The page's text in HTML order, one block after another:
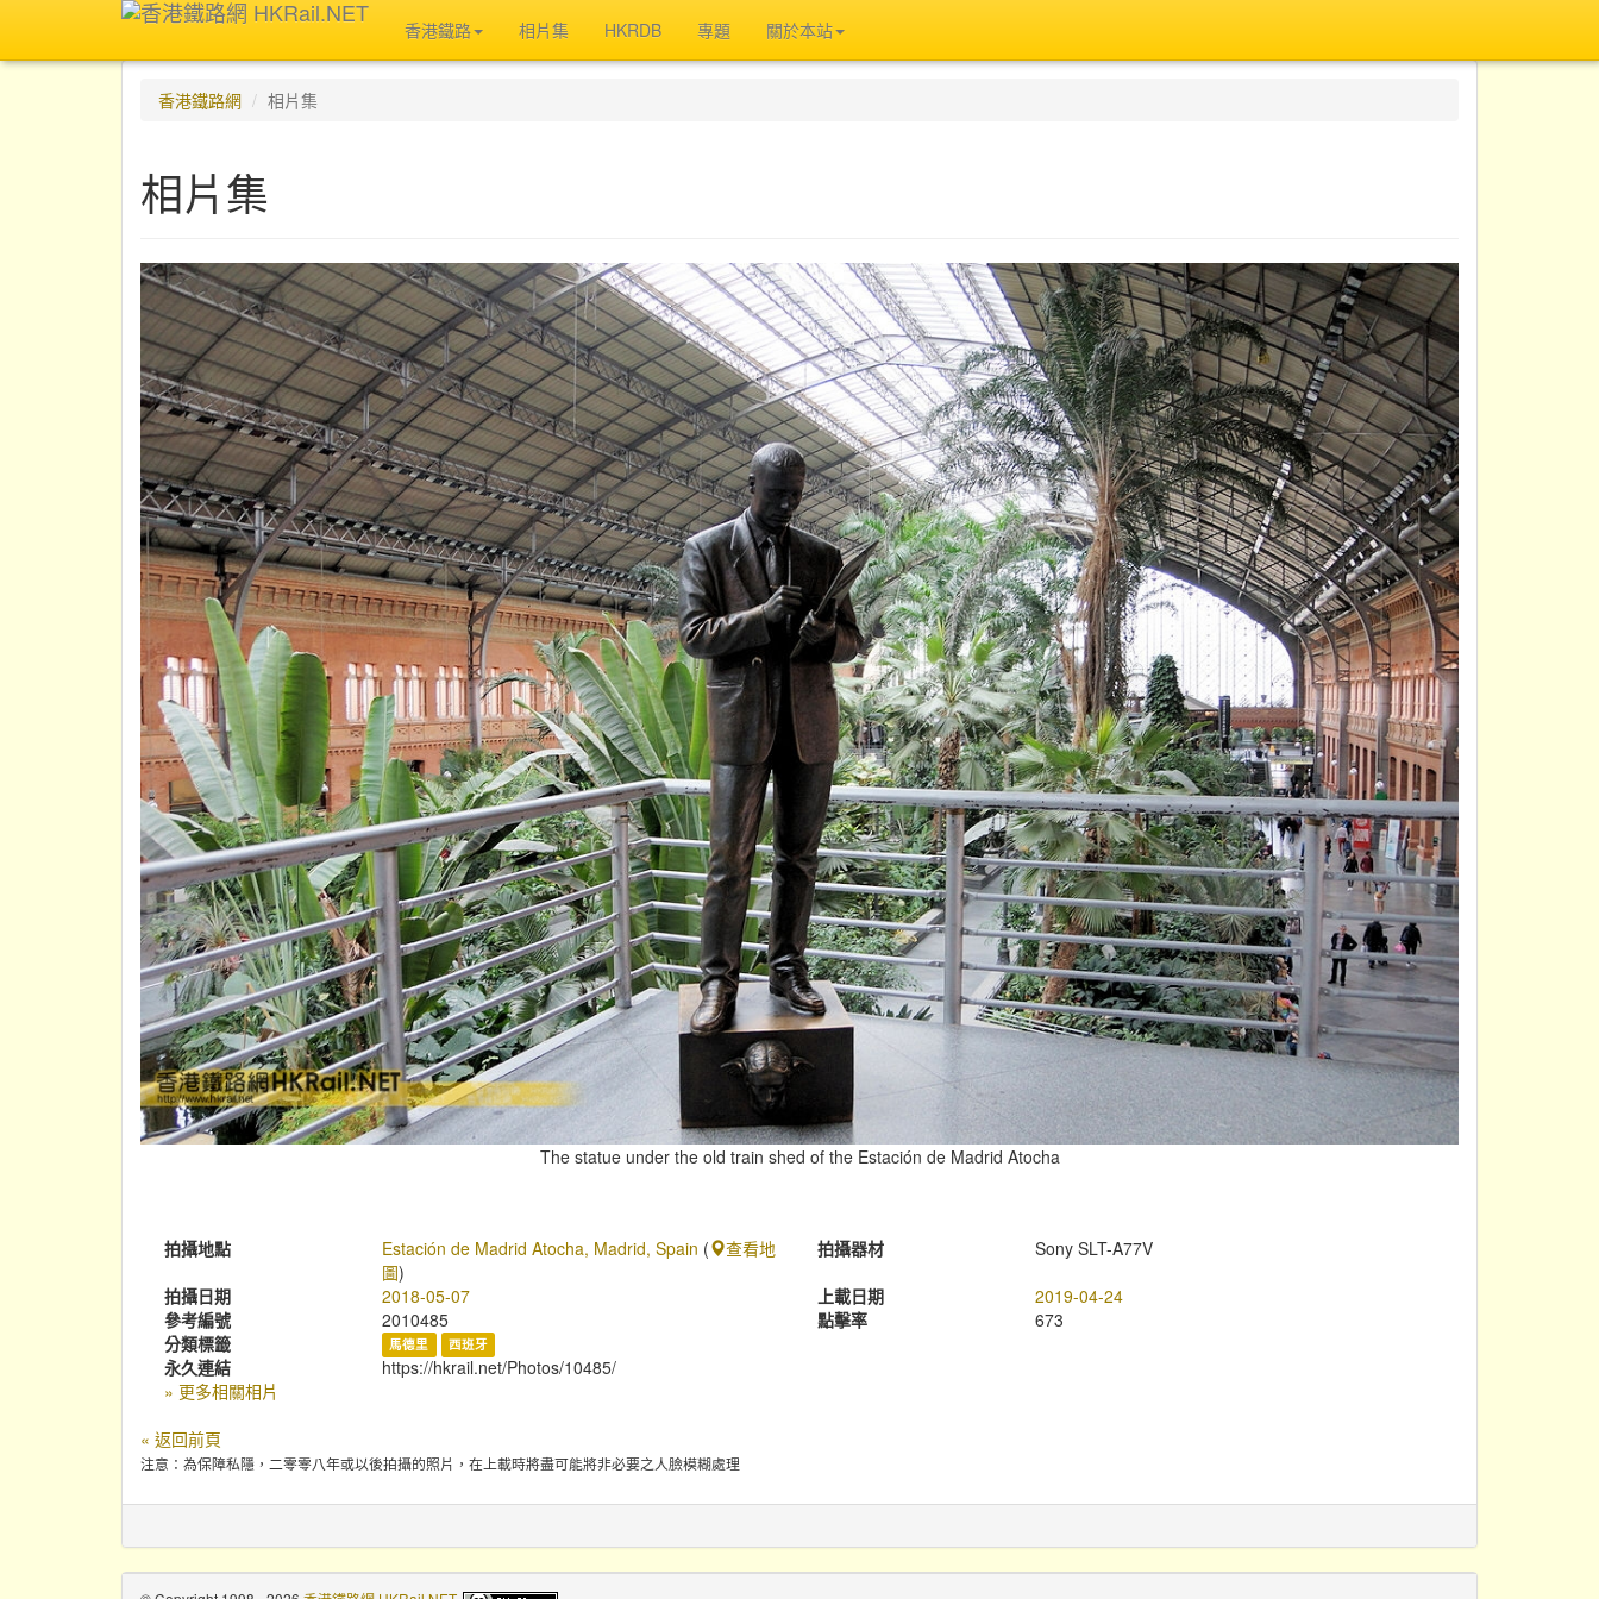
香港鐵路 相片集 HKRDB 專題 關於本站
香港鐵路網 相片集
相片集
The statue under the old train shed of the Estación de Madrid Atocha
拍攝地點 Estación de Madrid Atocha, Madrid, Spain (
查看地
圖)
拍攝器材
Sony SLT-A77V
拍攝日期
2018-05-07 上載日期
2019-04-24
參考編號
2010485 點擊率
673
分類標籤
馬德里 西班牙
永久連結
https://hkrail.net/Photos/10485/
» 更多相關相片
« 返回前頁
注意：為保障私隱，二零零八年或以後拍攝的照片，在上載時將盡可能將非必要之人臉模糊處理